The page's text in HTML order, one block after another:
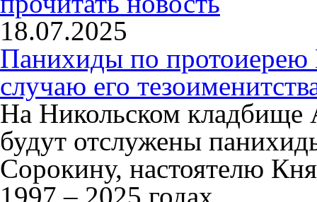
18.07.2025
Панихиды по
случаю его
На Никольском кладбище
будут отслужены
Сорокину, настоятелю